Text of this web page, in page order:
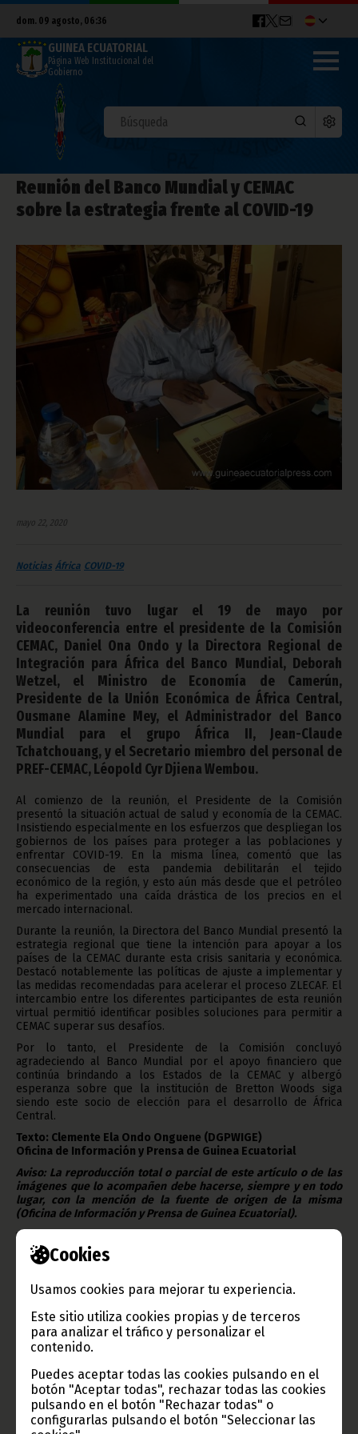
Cookies
Usamos cookies para mejorar tu experiencia.
Este sitio utiliza cookies propias y de terceros
para analizar el tráfico y personalizar el
contenido.
Puedes aceptar todas las cookies pulsando en el
botón "Aceptar todas", rechazar todas las cookies
pulsando en el botón "Rechazar todas" o
configurarlas pulsando el botón "Seleccionar las
dom. 09 agosto, 06:36
GUINEA ECUATORIAL
Página Web Institucional del
Gobierno
Reunión del Banco Mundial y CEMAC
sobre la estrategia frente al COVID-19
mayo 22, 2020
Noticias África COVID-19
La reunión tuvo lugar el 19 de mayo por
videoconferencia entre el presidente de la Comisión
CEMAC, Daniel Ona Ondo y la Directora Regional de
Integración para África del Banco Mundial, Deborah
Wetzel, el Ministro de Economía de Camerún,
Presidente de la Unión Económica de África Central,
Ousmane Alamine Mey, el Administrador del Banco
Mundial para el grupo África II, Jean-Claude
Tchatchouang, y el Secretario miembro del personal de
PREF-CEMAC, Léopold Cyr Djiena Wembou.
Al comienzo de la reunión, el Presidente de la Comisión
presentó la situación actual de salud y economía de la CEMAC.
Insistiendo especialmente en los esfuerzos que despliegan los
gobiernos de los países para proteger a las poblaciones y
enfrentar COVID-19. En la misma línea, comentó que las
consecuencias de esta pandemia debilitarán el tejido
económico de la región, y esto aún más desde que el petróleo
ha experimentado una caída drástica de los precios en el
mercado internacional.
Durante la reunión, la Directora del Banco Mundial presentó la
estrategia regional que tiene la intención para apoyar a los
países de la CEMAC durante esta crisis sanitaria y económica.
Destacó notablemente las políticas de ajuste a implementar y
las medidas recomendadas para acelerar el proceso ZLECAF. El
intercambio entre los diferentes participantes de esta reunión
virtual permitió identificar posibles soluciones para permitir a
CEMAC superar sus desafíos.
Por lo tanto, el Presidente de la Comisión concluyó
agradeciendo al Banco Mundial por el apoyo financiero que
continúa brindando a los Estados de la CEMAC y albergó
esperanza sobre que la institución de Bretton Woods siga
siendo este socio de elección para el desarrollo de África
Central.
Texto: Clemente Ela Ondo Onguene (DGPWIGE)
Oficina de Información y Prensa de Guinea Ecuatorial
Aviso: La reproducción total o parcial de este artículo o de las
imágenes que lo acompañen debe hacerse, siempre y en todo
lugar, con la mención de la fuente de origen de la misma
(Oficina de Información y Prensa de Guinea Ecuatorial).
Gobierno e Instituciones
Información de Guinea Ecuatorial